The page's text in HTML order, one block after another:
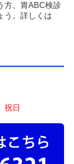
方、胃ABC検診
う。詳しくは
い胃カメラ
有効成分名）で
祝日